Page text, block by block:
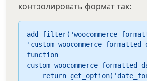
контролировать формат так:
function